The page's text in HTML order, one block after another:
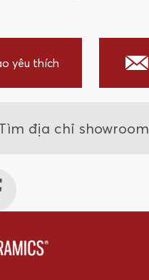
yêu thích
địa chỉ showroom